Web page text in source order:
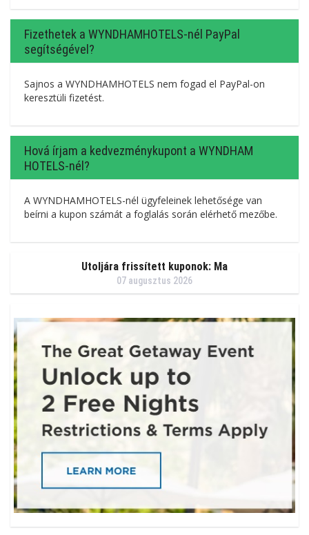
Fizethetek a WYNDHAMHOTELS-nél PayPal
segítségével?
Sajnos a WYNDHAMHOTELS nem fogad el PayPal-on
keresztüli fizetést.
Hová írjam a kedvezménykupont a WYNDHAM
HOTELS-nél?
A WYNDHAMHOTELS-nél ügyfeleinek lehetősége van
beírni a kupon számát a foglalás során elérhető mezőbe.
Utoljára frissített kuponok: Ma
07 augusztus 2026